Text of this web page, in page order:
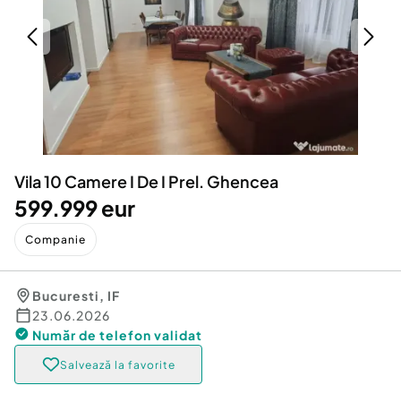
Servicii
Animale de companie
Afaceri și echipamente profesionale
Inchiriere Bunuri si Vehicule
Utilaje agricole si industriale
Piese auto si accesorii
Dacia Duster
Vila 10 Camere I De I Prel. Ghencea
599.999 eur
Companie
Bucuresti, IF
23.06.2026
Număr de telefon validat
Salvează la favorite